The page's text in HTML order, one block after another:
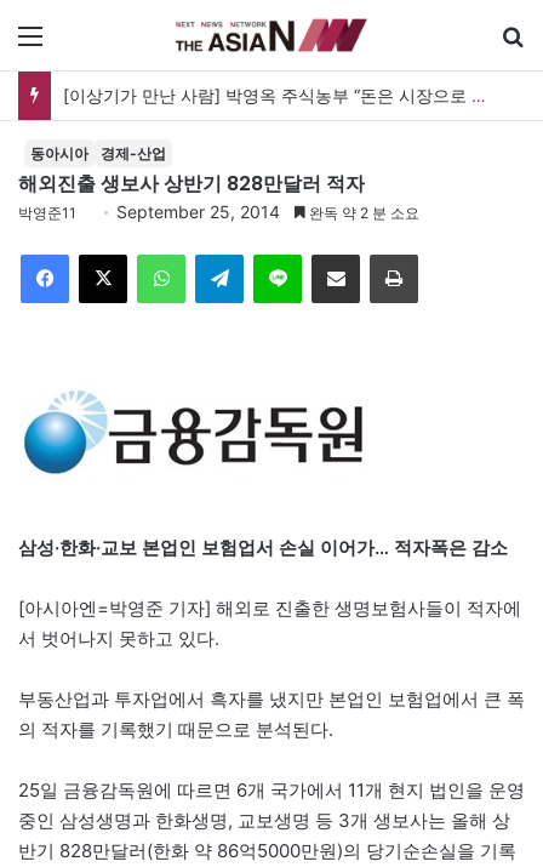
[이상기가 만난 사람] 박영옥 주식농부 “돈은 시장으로 갔지만, 투자는 사라지고 거래만 남았다”
동아시아 경제-산업
해외진출 생보사 상반기 828만달러 적자
박영준11 September 25, 2014 완독 약 2 분 소요
Telegram 이메일
삼성·한화·교보 본업인 보험업서 손실 이어가… 적자폭은 감소
[아시아엔=박영준 기자] 해외로 진출한 생명보험사들이 적자에
서 벗어나지 못하고 있다.
부동산업과 투자업에서 흑자를 냈지만 본업인 보험업에서 큰 폭
의 적자를 기록했기 때문으로 분석된다.
25일 금융감독원에 따르면 6개 국가에서 11개 현지 법인을 운영
중인 삼성생명과 한화생명, 교보생명 등 3개 생보사는 올해 상
반기 828만달러(한화 약 86억5000만원)의 당기순손실을 기록